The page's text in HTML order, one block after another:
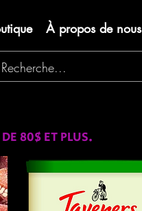
À propos de nous
80$ ET PLUS.